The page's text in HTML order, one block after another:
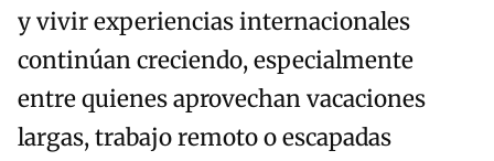
y vivir experiencias internacionales
continúan creciendo, especialmente
entre quienes aprovechan vacaciones
largas, trabajo remoto o escapadas